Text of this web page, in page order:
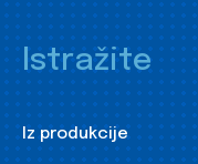
Istražite
Iz produkcije